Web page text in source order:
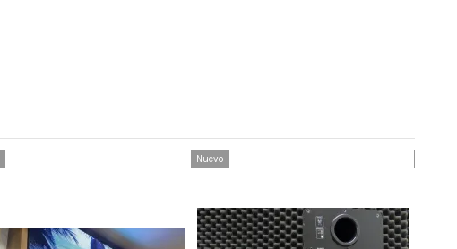
Nuevo